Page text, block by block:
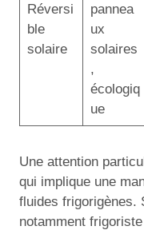
Réversi
ble
solaire
pannea
ux
solaires
,
écologiq
ue
Une attention
qui implique une
fluides frigorigènes.
notamment